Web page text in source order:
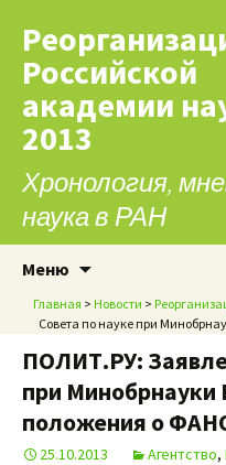
Российской
академии
2013
Хронология,
наука в РАН
Меню
Главная > Новости >
Совета по науке при
ПОЛИТ.РУ:
при
положения о
25.10.2013 Агентство,